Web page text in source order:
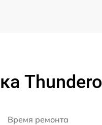
Время ремонта